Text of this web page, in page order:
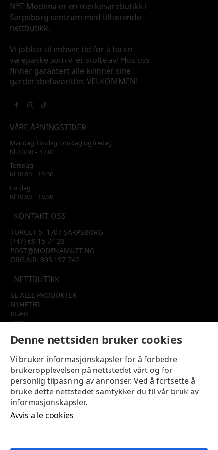
NYE Modena er en merkevarebutikk i
Sarpsborg sentrum med tilhørende
nettbutikk.
Vi jobber til enhver tid for å ha en
varepakke som vi er stolte av! Hos oss
finner garantert alle kvinner sine
garderobefavoritter. VELKOMMEN!
VÅRE ÅPNINGSTIDER
Mandag, tirsdag, onsdag og fredag
Kl. 10.00 – 17.00
Torsdag
Kl 10.00 – 19.00
Lørdag
Kl 10.00 – 16.00
KONTAKT OSS
TORGET 5, 1707 SARPSBORG
(+47) 69 15 74 28
POST@MODENAMUZT.NO
ORG.NR. 895 197 742
NETTBUTIKK
SE ALLE PRODUKTER
NYHETER
KLÆR
SKO
SALG
INFORMASJON
KUNDEKLUBB
KONTAKT OSS
KJØPSVILKÅR OG BETINGELSER
PERSONVERN
Denne nettsiden bruker cookies
Vi bruker informasjonskapsler for å forbedre
brukeropplevelsen på nettstedet vårt og for
personlig tilpasning av annonser. Ved å fortsette å
bruke dette nettstedet samtykker du til vår bruk av
informasjonskapsler.
Avvis alle cookies